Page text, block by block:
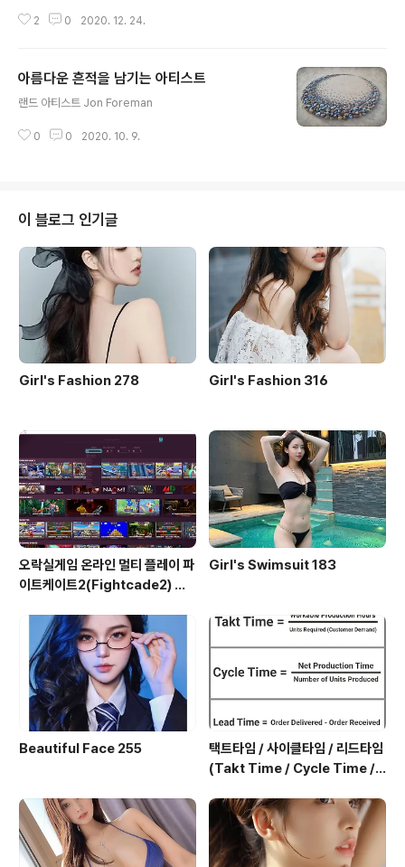
역시 동물의 숲은 어려운 게임이였던 것이다. 처음 모동숲
흥미가 시들해졌고 플레이 시간 대비 섬의 모양새가 나아
지지 않는 것에 지쳐 그만 빠이빠이~~~ 잠깐이나마 해봐
뭐 털썩 ㅠㅜ 순간 다시 도전해보고픈 맘이 불쑥불쑥 했으
2 0 2020. 12. 24.
아름다운 흔적을 남기는 아티스트
랜드 아티스트 Jon Foreman
0 0 2020. 10. 9.
이 블로그 인기글
Girl's Fashion 278 Girl's Fashion 316
오락실게임 온라인 멀티 플레이 파
이트케이트2(Fightcade2) 설
Girl's Swimsuit 183
Beautiful Face 255
택트타임 / 사이클타임 / 리드타임
(Takt Time / Cycle Time / L